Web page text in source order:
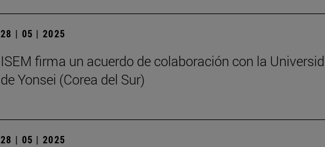
28 | 05 | 2025
ISEM firma un acuerdo de colaboración con la
de Yonsei (Corea del Sur)
28 | 05 | 2025